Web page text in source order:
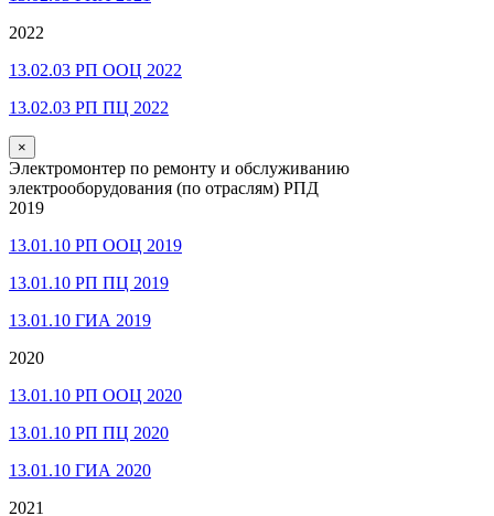
2022
13.02.03 РП ООЦ 2022
13.02.03 РП ПЦ 2022
×
Электромонтер по ремонту и обслуживанию
электрооборудования (по отраслям) РПД
2019
13.01.10 РП ООЦ 2019
13.01.10 РП ПЦ 2019
13.01.10 ГИА 2019
2020
13.01.10 РП ООЦ 2020
13.01.10 РП ПЦ 2020
13.01.10 ГИА 2020
2021